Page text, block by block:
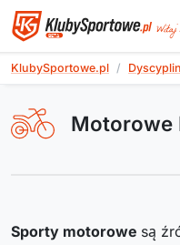
KlubySportowe.pl
Motorowe
Sporty motorowe są